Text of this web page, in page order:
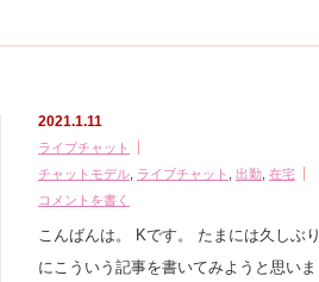
2021.1.11
ライブチャット
チャットモデル ライブチャット 出勤 在宅
コメントを書く
こんばんは。 Kです。 たまには久しぶり
にこういう記事を書いてみようと思いま